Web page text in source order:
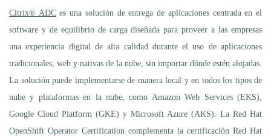
Citrix® ADCes una solución de entrega de aplicaciones centrada en el
software y de equilibrio de carga diseñada para proveer a las empresas
una experiencia digital de alta calidad durante el uso de aplicaciones
tradicionales, web y nativas de la nube, sin importar dónde estén alojadas.
La solución puede implementarse de manera local y en todos los tipos de
nube y plataformas en la nube, como Amazon Web Services (EKS),
Google Cloud Platform (GKE) y Microsoft Azure (AKS). La Red Hat
OpenShift Operator Certification complementa la certificación Red Hat